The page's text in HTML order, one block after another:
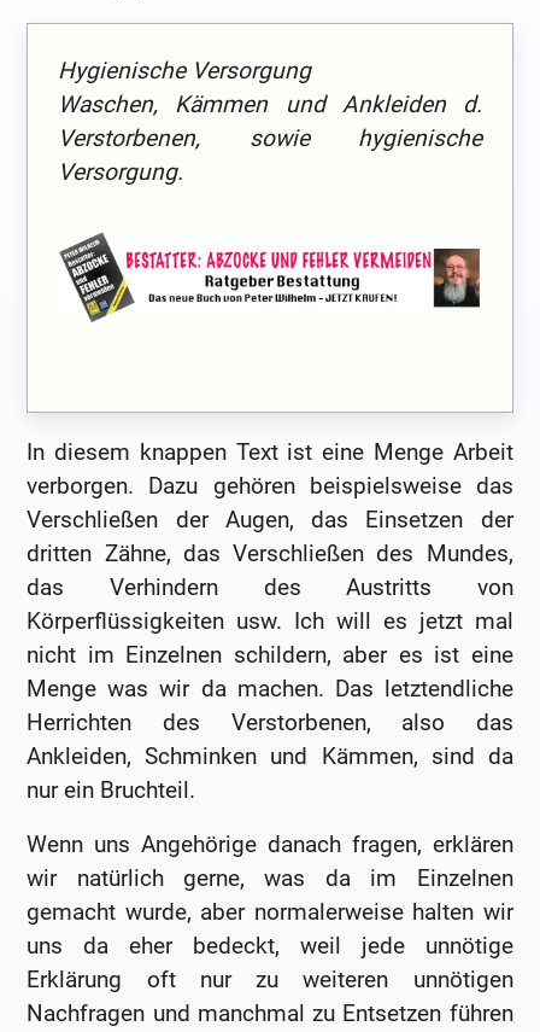
Hygienische Versorgung
Waschen, Kämmen und Ankleiden d.
Verstorbenen, sowie hygienische
Versorgung.
In diesem knappen Text ist eine Menge Arbeit
verborgen. Dazu gehören beispielsweise das
Verschließen der Augen, das Einsetzen der
dritten Zähne, das Verschließen des Mundes,
das Verhindern des Austritts von
Körperflüssigkeiten usw. Ich will es jetzt mal
nicht im Einzelnen schildern, aber es ist eine
Menge was wir da machen. Das letztendliche
Herrichten des Verstorbenen, also das
Ankleiden, Schminken und Kämmen, sind da
nur ein Bruchteil.
Wenn uns Angehörige danach fragen, erklären
wir natürlich gerne, was da im Einzelnen
gemacht wurde, aber normalerweise halten wir
uns da eher bedeckt, weil jede unnötige
Erklärung oft nur zu weiteren unnötigen
Nachfragen und manchmal zu Entsetzen führen